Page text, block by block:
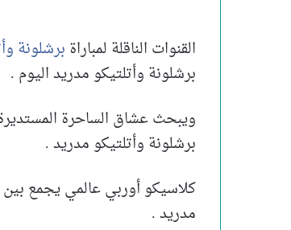
القنوات الناقلة لمباراةبرشلونة
برشلونة وأتلتيكو مدريد اليوم .
ويبحث عشاق الساحرة المستديرة
برشلونة وأتلتيكو مدريد .
كلاسيكو أوربي عالمي يجمع بين
مدريد .